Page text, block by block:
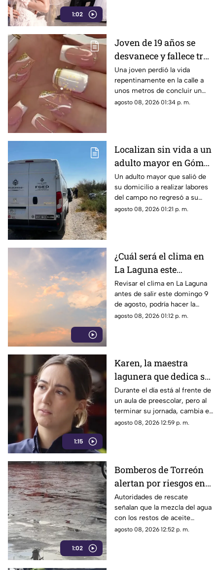
1:02
Joven de 19 años se
desvanece y fallece tras
ponerse uñas en
Coahuila
Una joven perdió la vida
repentinamente en la calle a
unos metros de concluir un
servicio de uñas. Autoridades
agosto 08, 2026 01:34 p. m.
Localizan sin vida a un
adulto mayor en Gómez
Palacio; habría sufrido
un infarto
Un adulto mayor que salió de
su domicilio a realizar labores
del campo no regresó a su
hogar. Tras ser buscado por su
agosto 08, 2026 01:21 p. m.
¿Cuál será el clima en
La Laguna este
domingo 9 de agosto
2026?
Revisar el clima en La Laguna
antes de salir este domingo 9
de agosto, podría hacer la
diferencia entre un día
agosto 08, 2026 01:12 p. m.
1:15
Karen, la maestra
lagunera que dedica su
tiempo libre a ser
bombera voluntaria
Durante el día está al frente de
un aula de preescolar, pero al
terminar su jornada, cambia el
pizarrón por el uniforme de
agosto 08, 2026 12:59 p. m.
1:02
Bomberos de Torreón
alertan por riesgos en
el asfalto tras las
recientes lluvias
Autoridades de rescate
señalan que la mezcla del agua
con los restos de aceite
acumulados en la calle provoca
agosto 08, 2026 12:52 p. m.